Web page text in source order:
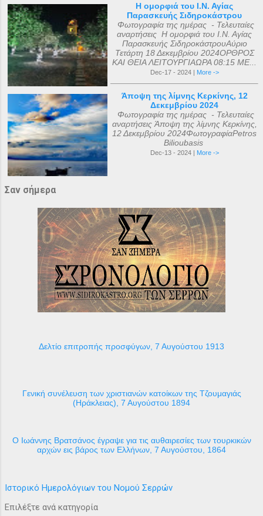
Η ομορφιά του Ι.Ν. Αγίας
Παρασκευής Σιδηροκάστρου
Φωτογραφία της ημέρας - Τελευταίες
αναρτήσεις Η ομορφιά του Ι.Ν. Αγίας
Παρασκευής ΣιδηροκάστρουΑύριο
Τετάρτη 18 Δεκεμβρίου 2024ΟΡΘΡΟΣ
ΚΑΙ ΘΕΙΑ ΛΕΙΤΟΥΡΓΙΑΩΡΑ 08:15 ΜΕ...
Dec-17 - 2024 | More ->
Άποψη της λίμνης Κερκίνης, 12
Δεκεμβρίου 2024
Φωτογραφία της ημέρας - Τελευταίες
αναρτήσεις Άποψη της λίμνης Κερκίνης,
12 Δεκεμβρίου 2024ΦωτογραφίαPetros
Bilioubasis
Dec-13 - 2024 | More ->
Σαν σήμερα
Δελτίο επιτροπής προσφύγων, 7 Αυγούστου 1913
Γενική συνέλευση των χριστιανών κατοίκων της Τζουμαγιάς
(Ηράκλειας), 7 Αυγούστου 1894
Ο Ιωάννης Βρατσάνος έγραψε για τις αυθαιρεσίες των τουρκικών
αρχών εις βάρος των Ελλήνων, 7 Αυγούστου, 1864
Ιστορικό Ημερολόγιων του Νομού Σερρών
Επιλέξτε ανά κατηγορία